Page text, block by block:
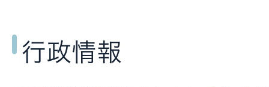
行政情報